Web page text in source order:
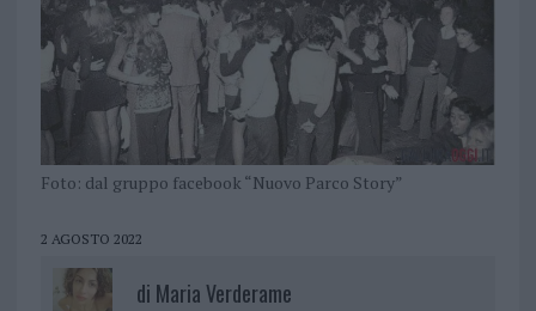
Foto: dal gruppo facebook “Nuovo Parco Story”
2 AGOSTO 2022
di Maria Verderame